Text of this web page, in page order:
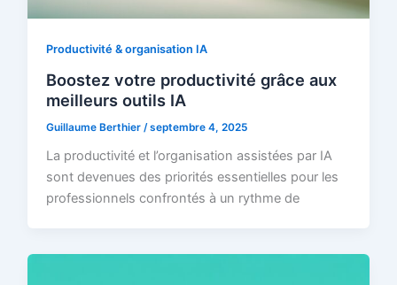
Productivité & organisation IA
Boostez votre productivité grâce aux
meilleurs outils IA
Guillaume Berthier /septembre 4, 2025
La productivité et l’organisation assistées par IA
sont devenues des priorités essentielles pour les
professionnels confrontés à un rythme de